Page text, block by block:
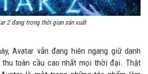
2 đang trong thời gian sản xuất
Avatar vẫn đang hiên ngang giữ danh
thu toàn cầu cao nhất mọi thời đại. Thật